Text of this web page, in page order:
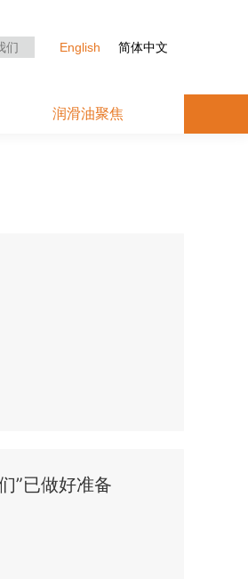
们 English 简体中文
润滑油聚焦
”已做好准备